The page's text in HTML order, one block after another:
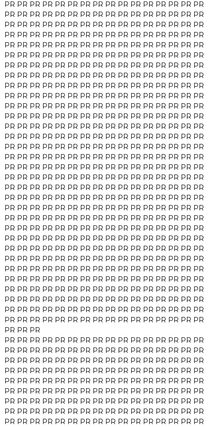
PR PR PR PR PR PR PR PR PR PR PR PR PR PR PR PR
PR PR PR PR PR PR PR PR PR PR PR PR PR PR PR PR
PR PR PR PR PR PR PR PR PR PR PR PR PR PR PR PR
PR PR PR PR PR PR PR PR PR PR PR PR PR PR PR PR
PR PR PR PR PR PR PR PR PR PR PR PR PR PR PR PR
PR PR PR PR PR PR PR PR PR PR PR PR PR PR PR PR
PR PR PR PR PR PR PR PR PR PR PR PR PR PR PR PR
PR PR PR PR PR PR PR PR PR PR PR PR PR PR PR PR
PR PR PR PR PR PR PR PR PR PR PR PR PR PR PR PR
PR PR PR PR PR PR PR PR PR PR PR PR PR PR PR PR
PR PR PR PR PR PR PR PR PR PR PR PR PR PR PR PR
PR PR PR PR PR PR PR PR PR PR PR PR PR PR PR PR
PR PR PR PR PR PR PR PR PR PR PR PR PR PR PR PR
PR PR PR PR PR PR PR PR PR PR PR PR PR PR PR PR
PR PR PR PR PR PR PR PR PR PR PR PR PR PR PR PR
PR PR PR PR PR PR PR PR PR PR PR PR PR PR PR PR
PR PR PR PR PR PR PR PR PR PR PR PR PR PR PR PR
PR PR PR PR PR PR PR PR PR PR PR PR PR PR PR PR
PR PR PR PR PR PR PR PR PR PR PR PR PR PR PR PR
PR PR PR PR PR PR PR PR PR PR PR PR PR PR PR PR
PR PR PR PR PR PR PR PR PR PR PR PR PR PR PR PR
PR PR PR PR PR PR PR PR PR PR PR PR PR PR PR PR
PR PR PR PR PR PR PR PR PR PR PR PR PR PR PR PR
PR PR PR PR PR PR PR PR PR PR PR PR PR PR PR PR
PR PR PR PR PR PR PR PR PR PR PR PR PR PR PR PR
PR PR PR PR PR PR PR PR PR PR PR PR PR PR PR PR
PR PR PR PR PR PR PR PR PR PR PR PR PR PR PR PR
PR PR PR PR PR PR PR PR PR PR PR PR PR PR PR PR
PR PR PR PR PR PR PR PR PR PR PR PR PR PR PR PR
PR PR PR PR PR PR PR PR PR PR PR PR PR PR PR PR
PR PR PR PR PR PR PR PR PR PR PR PR PR PR PR PR
PR PR PR PR PR PR PR PR PR PR PR PR PR PR PR PR
PR PR PR
PR PR PR PR PR PR PR PR PR PR PR PR PR PR PR PR
PR PR PR PR PR PR PR PR PR PR PR PR PR PR PR PR
PR PR PR PR PR PR PR PR PR PR PR PR PR PR PR PR
PR PR PR PR PR PR PR PR PR PR PR PR PR PR PR PR
PR PR PR PR PR PR PR PR PR PR PR PR PR PR PR PR
PR PR PR PR PR PR PR PR PR PR PR PR PR PR PR PR
PR PR PR PR PR PR PR PR PR PR PR PR PR PR PR PR
PR PR PR PR PR PR PR PR PR PR PR PR PR PR PR PR
PR PR PR PR PR PR PR PR PR PR PR PR PR PR PR PR